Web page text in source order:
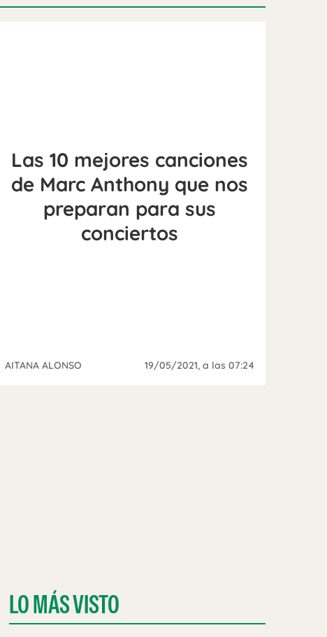
Las 10 mejores canciones
de Marc Anthony que nos
preparan para sus
conciertos
AITANA ALONSO 19/05/2021, a las 07:24
LO MÁS VISTO